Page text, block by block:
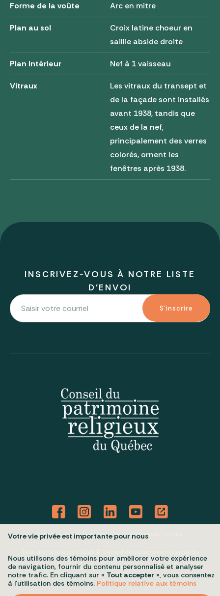
Forme de la voûte Arc en mitre
Plan au sol
Croix latine choeur en
saillie abside droite
Plan intérieur Nef à 1 vaisseau
Vitraux
Les vitraux du transept et
de la façade sont installés
avant 1938, tandis que
ceux de la nef,
principalement des verres
colorés, ornent les
fenêtres après 1938.
INSCRIVEZ-VOUS À NOTRE LISTE
D'ENVOI
S'inscrire
Politique de confidentialité Mes préférences cookies
Québec
Conception et réalisation :Nubee
Votre vie privée est importante pour nous
Nous utilisons des témoins pour améliorer votre expérience
de navigation, fournir du contenu personnalisé et analyser
notre trafic. En cliquant sur « Tout accepter », vous consentez
à l’utilisation des témoins. Politique relative aux témoins